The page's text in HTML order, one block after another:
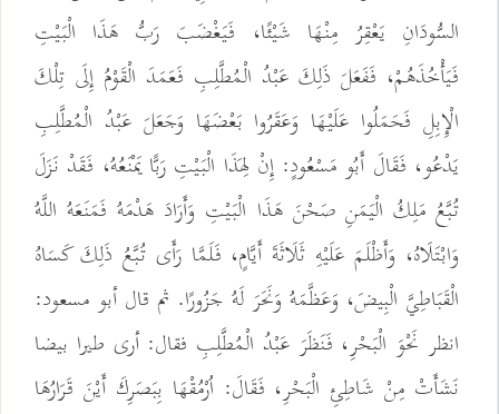
السُّودَانِ يَعْقِرُ مِنْهَا شَيْئًا، فَيَغْضَبَ رَبُّ هَذَا الْبَيْتِ
فَيَأْخُذَهُمْ، فَفَعَلَ ذَلِكَ عَبْدُ الْمُطَّلِبِ فَعَمَدَ الْقَوْمُ إِلَى تِلْكَ
الْإِبِلِ فَحَمَلُوا عَلَيْهَا وَعَقَرُوا بَعْضَهَا وَجَعَلَ عَبْدُ الْمُطَّلِبِ
يَدْعُو، فَقَالَ أَبُو مَسْعُودٍ: إِنْ لِهَذَا الْبَيْتِ رَبًّا يَمْنَعُهُ، فَقَدْ نَزَلَ
تُبَّعُ مَلِكُ الْيَمَنِ صَحْنَ هَذَا الْبَيْتِ وَأَرَادَ هَدْمَهُ فَمَنَعَهُ اللَّهُ
وَابْتَلَاهُ، وَأَظْلَمَ عَلَيْهِ ثَلَاثَةَ أَيَّامٍ، فَلَمَّا رَأَى تُبَّعُ ذَلِكَ كَسَاهُ
الْقَبَاطِيَّ الْبِيضَ، وَعَظَّمَهُ وَنَحَرَ لَهُ جَزُورًا. ثم قال أبو مسعود:
انظر نَحْوَ الْبَحْرِ، فَنَظَرَ عَبْدُ الْمُطَّلِبِ فقال: أرى طيرا بيضا
نَشَأَتْ مِنْ شَاطِئِ الْبَحْرِ، فَقَالَ: اُرْمُقْهَا بِبَصَرِكَ أَيْنَ قَرَارُهَا